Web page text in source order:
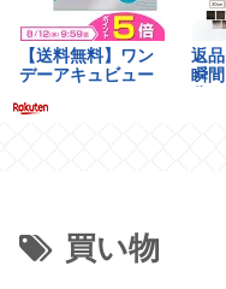
買い物